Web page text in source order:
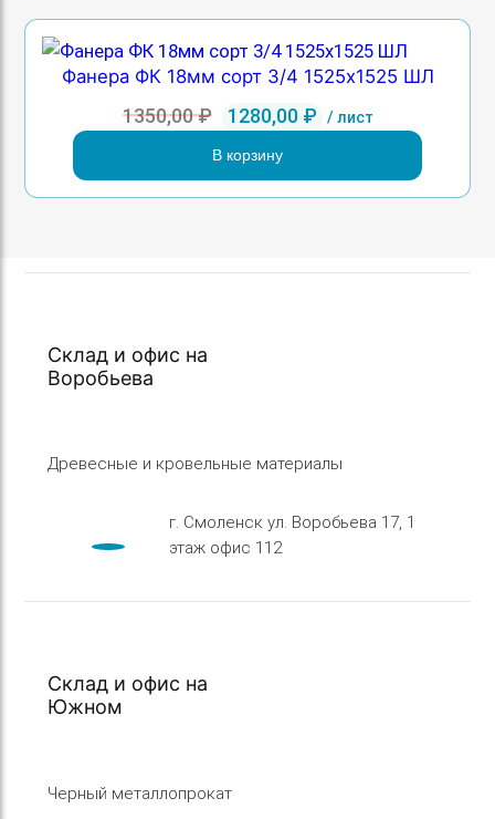
Фанера ФК 18мм сорт 3/4 1525х1525 ШЛ
1350,00₽
Первоначальная
цена
составляла
1350,00 ₽.
1280,00 ₽
Текущая
цена:
/ лист
В корзину
Склад и офис на
Воробьева
Древесные и кровельные материалы
г. Смоленск ул. Воробьева 17, 1
этаж офис 112
Склад и офис на
Южном
Черный металлопрокат